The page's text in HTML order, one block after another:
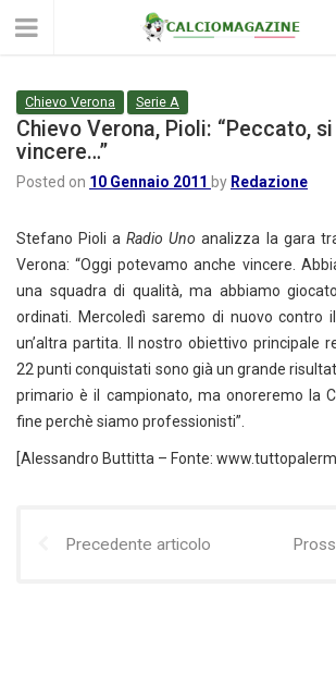
Chievo Verona Serie A
Chievo Verona, Pioli: “Peccato,
vincere…”
Posted on 10 Gennaio 2011 by Redazione
Stefano Pioli aRadio Uno analizza la gara
Verona: “Oggi potevamo anche vincere.
una squadra di qualità, ma abbiamo
ordinati. Mercoledì saremo di nuovo contro
un’altra partita. Il nostro obiettivo principale
22 punti conquistati sono già un grande
primario è il campionato, ma onoreremo la
fine perchè siamo professionisti”.
[Alessandro Buttitta – Fonte:
Precedente articolo